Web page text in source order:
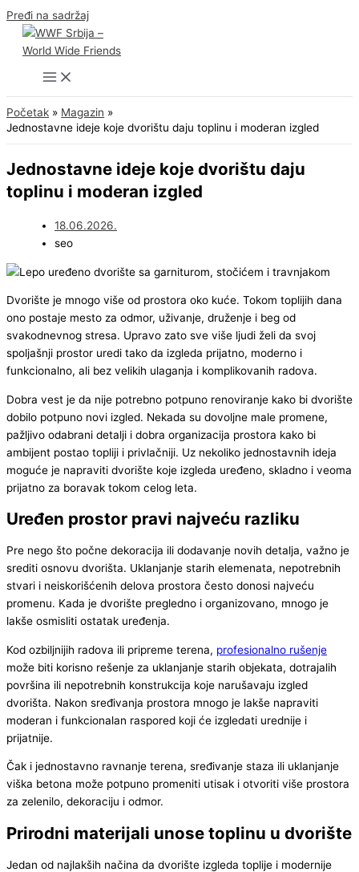
Pređi na sadržaj
Početak
Magazin
Jednostavne ideje koje dvorištu daju toplinu i moderan izgled
Jednostavne ideje koje dvorištu daju
toplinu i moderan izgled
18.06.2026.
seo
Dvorište je mnogo više od prostora oko kuće. Tokom toplijih dana
ono postaje mesto za odmor, uživanje, druženje i beg od
svakodnevnog stresa. Upravo zato sve više ljudi želi da svoj
spoljašnji prostor uredi tako da izgleda prijatno, moderno i
funkcionalno, ali bez velikih ulaganja i komplikovanih radova.
Dobra vest je da nije potrebno potpuno renoviranje kako bi dvorište
dobilo potpuno novi izgled. Nekada su dovoljne male promene,
pažljivo odabrani detalji i dobra organizacija prostora kako bi
ambijent postao topliji i privlačniji. Uz nekoliko jednostavnih ideja
moguće je napraviti dvorište koje izgleda uređeno, skladno i veoma
prijatno za boravak tokom celog leta.
Uređen prostor pravi najveću razliku
Pre nego što počne dekoracija ili dodavanje novih detalja, važno je
srediti osnovu dvorišta. Uklanjanje starih elemenata, nepotrebnih
stvari i neiskorišćenih delova prostora često donosi najveću
promenu. Kada je dvorište pregledno i organizovano, mnogo je
lakše osmisliti ostatak uređenja.
Kod ozbiljnijih radova ili pripreme terena, profesionalno rušenje
može biti korisno rešenje za uklanjanje starih objekata, dotrajalih
površina ili nepotrebnih konstrukcija koje narušavaju izgled
dvorišta. Nakon sređivanja prostora mnogo je lakše napraviti
moderan i funkcionalan raspored koji će izgledati urednije i
prijatnije.
Čak i jednostavno ravnanje terena, sređivanje staza ili uklanjanje
viška betona može potpuno promeniti utisak i otvoriti više prostora
za zelenilo, dekoraciju i odmor.
Prirodni materijali unose toplinu u dvorište
Jedan od najlakših načina da dvorište izgleda toplije i modernije